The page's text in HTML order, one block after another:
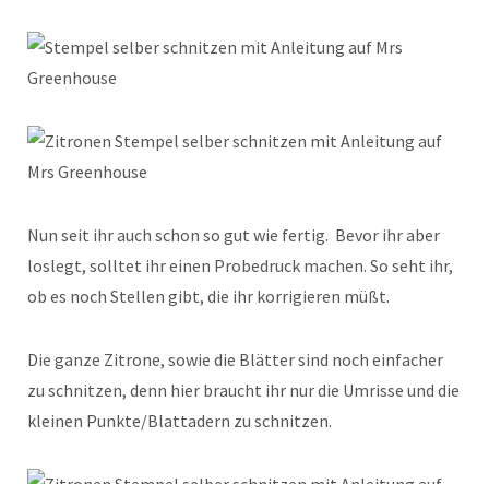
Nun seit ihr auch schon so gut wie fertig. Bevor ihr aber
loslegt, solltet ihr einen Probedruck machen. So seht ihr,
ob es noch Stellen gibt, die ihr korrigieren müßt.
Die ganze Zitrone, sowie die Blätter sind noch einfacher
zu schnitzen, denn hier braucht ihr nur die Umrisse und die
kleinen Punkte/Blattadern zu schnitzen.